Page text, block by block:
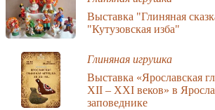
Выставка "Глиняная
"Кутузовская изба"
Глиняная игрушка
Выставка «Ярославская
XII – XXI веков» в
заповеднике